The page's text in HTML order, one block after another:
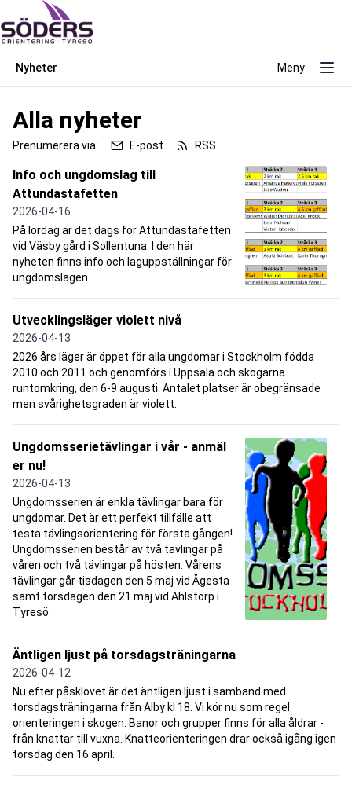
Nyheter Meny
Alla nyheter
Prenumerera via: E-post RSS
Info och ungdomslag till
Attundastafetten
2026-04-16
På lördag är det dags för Attundastafetten
vid Väsby gård i Sollentuna. I den här
nyheten finns info och laguppställningar för
ungdomslagen.
Utvecklingsläger violett nivå
2026-04-13
2026 års läger är öppet för alla ungdomar i Stockholm födda
2010 och 2011 och genomförs i Uppsala och skogarna
runtomkring, den 6-9 augusti. Antalet platser är obegränsade
men svårighetsgraden är violett.
Ungdomsserietävlingar i vår - anmäl
er nu!
2026-04-13
Ungdomsserien är enkla tävlingar bara för
ungdomar. Det är ett perfekt tillfälle att
testa tävlingsorientering för första gången!
Ungdomsserien består av två tävlingar på
våren och två tävlingar på hösten. Vårens
tävlingar går tisdagen den 5 maj vid Ågesta
samt torsdagen den 21 maj vid Ahlstorp i
Tyresö.
Äntligen ljust på torsdagsträningarna
2026-04-12
Nu efter påsklovet är det äntligen ljust i samband med
torsdagsträningarna från Alby kl 18. Vi kör nu som regel
orienteringen i skogen. Banor och grupper finns för alla åldrar -
från knattar till vuxna. Knatteorienteringen drar också igång igen
torsdag den 16 april.